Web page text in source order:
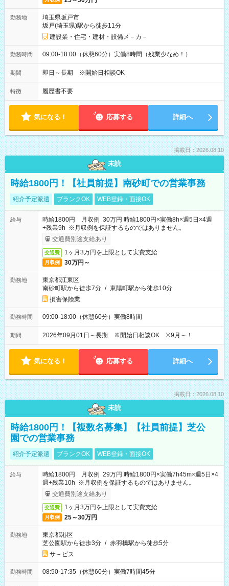
勤務地
埼玉県坂戸市
坂戸(埼玉県)駅から徒歩11分
建設業・住宅・建材・設備メ－カ－
勤務時間 09:00-18:00（休憩60分）実働8時間（残業少なめ！）
期間 即日～長期 ※開始日相談OK
特徴 履歴書不要
気になる！ 応募する 詳細へ
掲載日：2026.08.10
未読
時給1800円！【社員前提】南砂町での営業事務
紹介予定派遣 ブランクOK WEB登録・面接OK
給与
時給1800円 月収例 30万円 時給1800円×実働8h×週5日×4週
+残業9h ※月収例を保証するものではありません。
交通費別途支給あり
交通費 1ヶ月3万円を上限として実費支給
月収例 30万円～
勤務地
東京都江東区
南砂町駅から徒歩7分 / 東陽町駅から徒歩10分
損害保険業
勤務時間 09:00-18:00（休憩60分）実働8時間
期間 2026年09月01日～長期 ※開始日相談OK ※9月～！
気になる！ 応募する 詳細へ
掲載日：2026.08.10
未読
時給1800円！【複数名募集】【社員前提】芝公
園での営業事務
紹介予定派遣 ブランクOK WEB登録・面接OK
給与
時給1800円 月収例 29万円 時給1800円×実働7h45m×週5日×4
週+残業10h ※月収例を保証するものではありません。
交通費別途支給あり
交通費 1ヶ月3万円を上限として実費支給
月収例 25～30万円
勤務地
東京都港区
芝公園駅から徒歩3分 / 赤羽橋駅から徒歩5分
サ－ビス
勤務時間 08:50-17:35（休憩60分）実働7時間45分